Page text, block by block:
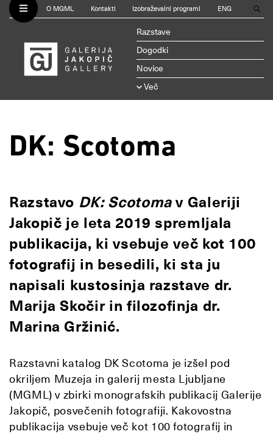
O MGML Kontakti Izobraževalni programi ENG
Razstave
Dogodki
Novice
Več
DK: Scotoma
Razstavo DK: Scotomav Galeriji
Jakopič je leta 2019 spremljala
publikacija, ki vsebuje več kot 100
fotografij in besedili, ki sta ju
napisali kustosinja razstave dr.
Marija Skočir in filozofinja dr.
Marina Gržinić.
Razstavni katalog DK Scotoma je izšel pod
okriljem Muzeja in galerij mesta Ljubljane
(MGML) v zbirki monografskih publikacij Galerije
Jakopič, posvečenih fotografiji. Kakovostna
publikacija vsebuje več kot 100 fotografij in